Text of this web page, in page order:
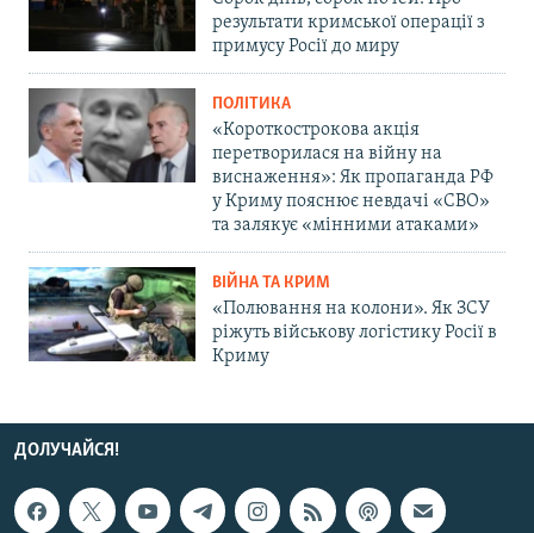
результати кримської операції з
примусу Росії до миру
ПОЛІТИКА
«Короткострокова акція
перетворилася на війну на
виснаження»: Як пропаганда РФ
у Криму пояснює невдачі «СВО»
та залякує «мінними атаками»
ВІЙНА ТА КРИМ
«Полювання на колони». Як ЗСУ
ріжуть військову логістику Росії в
Криму
ДОЛУЧАЙСЯ!